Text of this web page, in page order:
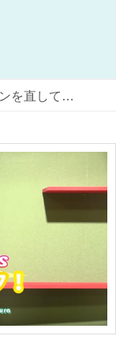
アウトサイドインを直して真っすぐ飛ばそう！ 美女が教える5つのドリル